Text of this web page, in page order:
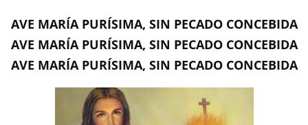
AVE MARÍA PURÍSIMA, SIN PECADO CONCEBIDA
AVE MARÍA PURÍSIMA, SIN PECADO CONCEBIDA
AVE MARÍA PURÍSIMA, SIN PECADO CONCEBIDA